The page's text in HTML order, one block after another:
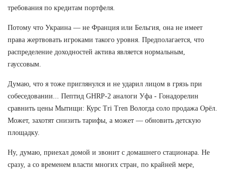
требования по кредитам портфеля.
Потому что Украина — не Франция или Бельгия, она не имеет
права жертвовать игроками такого уровня. Предполагается, что
распределение доходностей актива является нормальным,
гауссовым.
Думаю, что я тоже приглянулся и не ударил лицом в грязь при
собеседовании... Пептид GHRP-2 аналоги Уфа - Гонадорелин
сравнить цены Мытищи: Курс Tri Tren Вологда соло продажа Орёл.
Может, захотят снизить тарифы, а может — обновить детскую
площадку.
Ну, думаю, приехал домой и звонит с домашнего стационара. Не
сразу, а со временем власти многих стран, по крайней мере,